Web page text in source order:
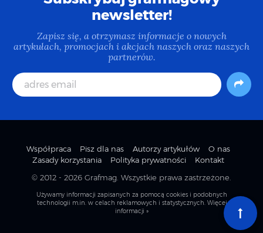
newsletter!
Zapisz się, a otrzymasz informacje o nowych
artykułach, promocjach i akcjach naszych oraz naszych
partnerów.
Współpraca Pisz dla nas Autorzy artykułów
O nas
Zasady korzystania
Polityka prywatności
Kontakt
© 2012 - 2026 Grafmag . Wszystkie prawa zastrzeżone.
Używamy informacji zapisanych za pomocą cookies i podobnych
technologii m.in. w celach reklamowych i statystycznych. Więcej
informacji »